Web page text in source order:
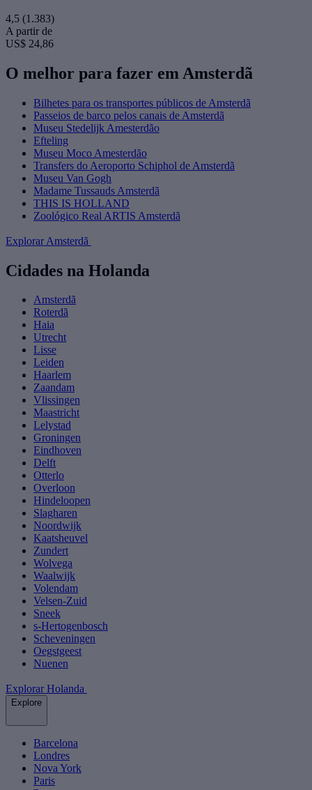
4,5 (1.383)
A partir de
US$ 24,86
O melhor para fazer em Amsterdã
Bilhetes para os transportes públicos de Amsterdã
Passeios de barco pelos canais de Amsterdã
Museu Stedelijk Amesterdão
Efteling
Museu Moco Amesterdão
Transfers do Aeroporto Schiphol de Amsterdã
Museu Van Gogh
Madame Tussauds Amsterdã
THIS IS HOLLAND
Zoológico Real ARTIS Amsterdã
Explorar Amsterdã
Cidades na Holanda
Amsterdã
Roterdã
Haia
Utrecht
Lisse
Leiden
Haarlem
Zaandam
Vlissingen
Maastricht
Lelystad
Groningen
Eindhoven
Delft
Otterlo
Overloon
Hindeloopen
Slagharen
Noordwijk
Kaatsheuvel
Zundert
Wolvega
Waalwijk
Volendam
Velsen-Zuid
Sneek
s-Hertogenbosch
Scheveningen
Oegstgeest
Nuenen
Explorar Holanda
Explore
Barcelona
Londres
Nova York
Paris